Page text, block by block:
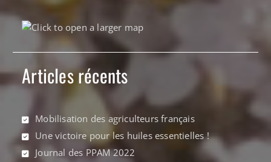
Articles récents
Mobilisation des agriculteurs français
Une victoire pour les huiles essentielles !
Journal des PPAM 2022